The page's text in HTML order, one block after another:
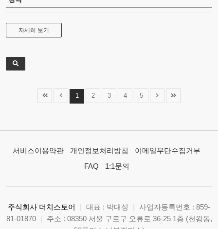
자세히 보기
1 2 3 4 5
서비스이용약관 개인정보처리방침
이메일무단수집거부
FAQ
1:1문의
주식회사 더치스토어 대표 : 박대성
사업자등록번호 : 859-
81-01870
주소 : 08350 서울 구로구 오류로 36-25 1층 (천왕동,